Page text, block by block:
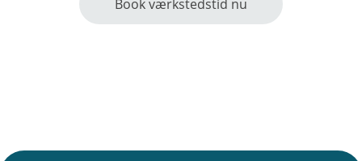
Book værkstedstid nu